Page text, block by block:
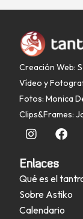
Creación Web:
Vídeo y
Fotos: Monica
Clips&Frames:
Enlaces
Qué es el
Sobre Astiko
Calendario